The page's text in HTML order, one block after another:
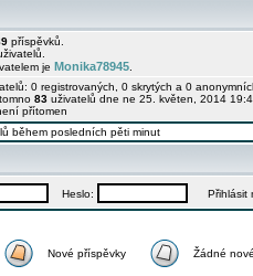
příspěvků.
je Monika78945
0 registrovaných, 0 skrytých a 0
83 uživatelů dne ne 25. květen, 2014
přítomen
během posledních pěti minut
Heslo: Přihlásit
Nové příspěvky Žádné